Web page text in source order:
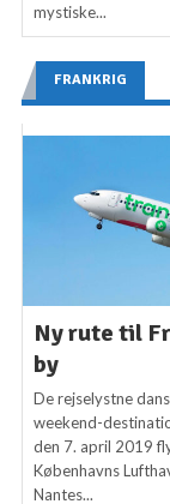
mystiske...
FRANKRIG
Ny rute til
by
De rejselystne
weekend-
den 7. april 2019
Københavns
Nantes...